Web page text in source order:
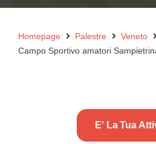
Homepage Palestre
Veneto
Campo Sportivo amatori
E' La Tua